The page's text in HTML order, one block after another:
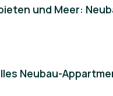
infrastructure that
benefiting from the
the best of urban living
und Meer:
Neubau-